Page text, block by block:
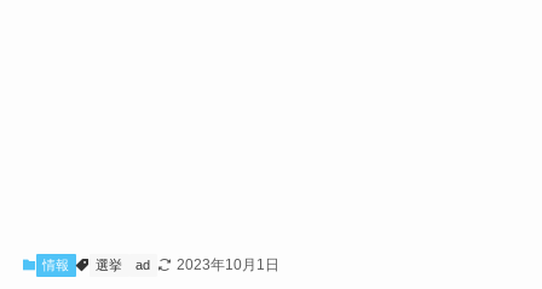
情報 選挙 ad 2023年10月1日